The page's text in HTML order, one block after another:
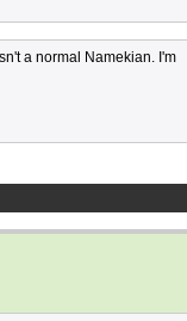
a normal Namekian. I'm